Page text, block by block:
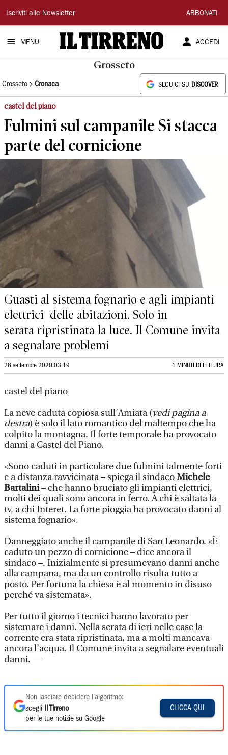
Il
Tirreno
Iscriviti alle Newsletter ABBONATI
MENU ACCEDI
Grosseto
Grosseto Cronaca SEGUICI SU DISCOVER
castel del piano
Fulmini sul campanile Si stacca
parte del cornicione
Guasti al sistema fognario e agli impianti
elettrici delle abitazioni. Solo in
serata ripristinata la luce. Il Comune invita
a segnalare problemi
28 settembre 2020 03:19 1 MINUTI DI LETTURA
castel del piano
La neve caduta copiosa sull’Amiata (vedi pagina a
destra) è solo il lato romantico del maltempo che ha
colpito la montagna. Il forte temporale ha provocato
danni a Castel del Piano.
«Sono caduti in particolare due fulmini talmente forti
e a distanza ravvicinata – spiega il sindacoMichele
Bartalini– che hanno bruciato gli impianti elettrici,
molti dei quali sono ancora in ferro. A chi è saltata la
tv, a chi Interet. La forte pioggia ha provocato danni al
sistema fognario».
Danneggiato anche il campanile di San Leonardo. «È
caduto un pezzo di cornicione – dice ancora il
sindaco –. Inizialmente si presumevano danni anche
alla campana, ma da un controllo risulta tutto a
posto. Per fortuna la chiesa è al momento in disuso
perché va sistemata».
Per tutto il giorno i tecnici hanno lavorato per
sistemare i danni. Nella serata di ieri nelle case la
corrente era stata ripristinata, ma a molti mancava
ancora l’acqua. Il Comune invita a segnalare eventuali
danni. —
Non lasciare decidere l'algoritmo:
scegli
Il Tirreno
per le tue notizie su Google
CLICCA QUI